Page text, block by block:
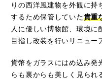
りの西洋風建物を外観に持
するため保管していた貴重
人に優しい博物館、環境に
目指し改装を行いリニュー
貨幣をガラスにはめ込み発
らも裏からも美しく見られ